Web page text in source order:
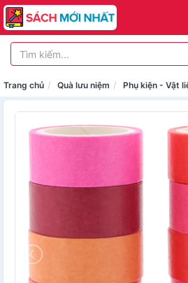
Trang chủ Quà lưu niệm Phụ kiện - Vật